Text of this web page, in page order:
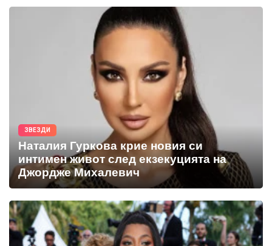
ЗВЕЗДИ
Наталия Гуркова крие новия си
интимен живот след екзекуцията на
Джордже Михалевич